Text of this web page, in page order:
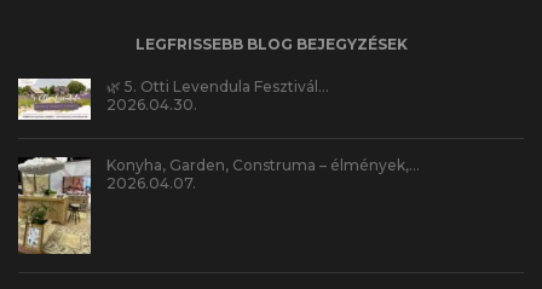
LEGFRISSEBB BLOG BEJEGYZÉSEK
🌿 5. Otti Levendula Fesztivál…
2026.04.30.
Konyha, Garden, Construma – élmények,…
2026.04.07.